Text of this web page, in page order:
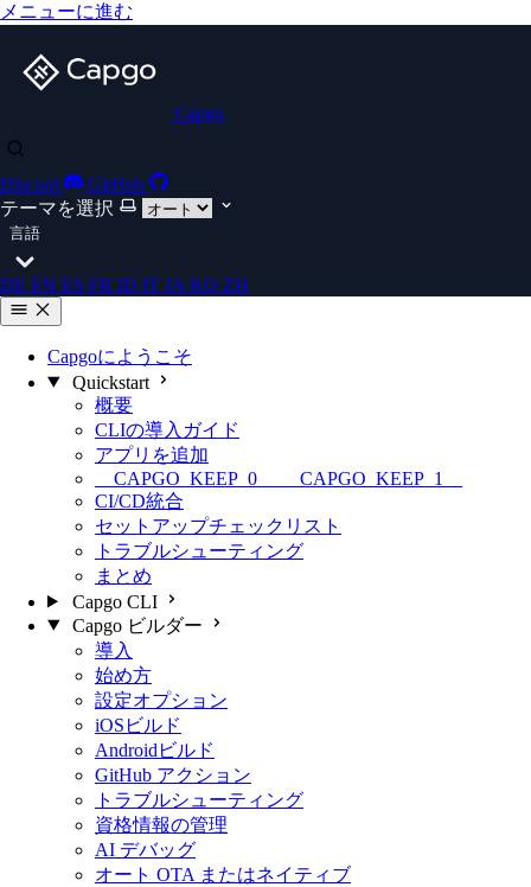
メニューに進む
Capgo
Discord
GitHub
テーマを選択
言語
DE EN ES FR ID IT JA KO ZH
Capgoにようこそ
Quickstart
概要
CLIの導入ガイド
アプリを追加
__CAPGO_KEEP_0__ __CAPGO_KEEP_1__
CI/CD統合
セットアップチェックリスト
トラブルシューティング
まとめ
Capgo CLI
Capgo ビルダー
導入
始め方
設定オプション
iOSビルド
Androidビルド
GitHub アクション
トラブルシューティング
資格情報の管理
AI デバッグ
オート OTA またはネイティブ